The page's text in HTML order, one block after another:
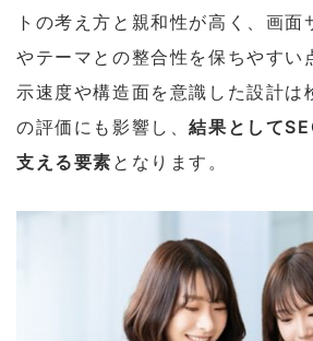
トの考え方と親和性が高く、画面
やテーマとの整合性を保ちやすい
示速度や構造面を意識した設計は
の評価にも影響し、結果として
支える要素 となります。